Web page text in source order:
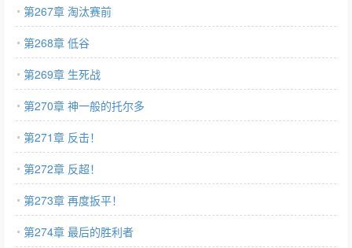
第267章 淘汰赛前
第268章 低谷
第269章 生死战
第270章 神一般的托尔多
第271章 反击！
第272章 反超！
第273章 再度扳平！
第274章 最后的胜利者